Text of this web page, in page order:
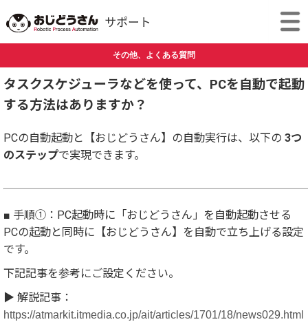
その他、よくある質問
タスクスケジューラなどを使って、PCを自動で起動
する方法はありますか？
PCの自動起動と【おじどうさん】の自動実行は、以下の 3つ
のステップで実現できます。
■ 手順①：PC起動時に「おじどうさん」を自動起動させる
PCの起動と同時に【おじどうさん】を自動で立ち上げる設定
です。
下記記事を参考にご設定ください。
▶ 解説記事：
https://atmarkit.itmedia.co.jp/ait/articles/1701/18/news029.html